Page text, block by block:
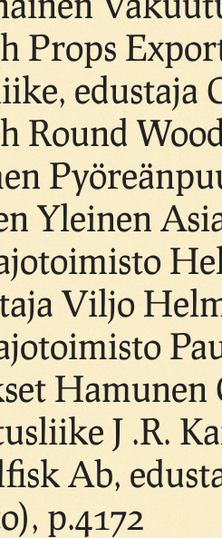
Props
edustaja
Round
Yleinen
Viljo
Hamunen
J .R.
Ab,
p.4172